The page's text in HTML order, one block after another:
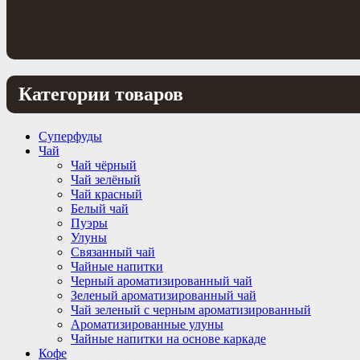
Категории товаров
Суперфуды
Чай
Чай чёрный
Чай зелёный
Чай красный
Белый чай
Пуэры
Улуны
Связанный чай
Чайные напитки
Черный ароматизированный чай
Зеленый ароматизированный чай
Чай зеленый с черным ароматизированный
Ароматизированные улуны
Чайные напитки на основе каркаде
Кофе